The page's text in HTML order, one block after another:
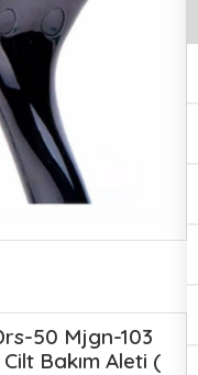
50 Mjgn-103
Bakım Aleti (